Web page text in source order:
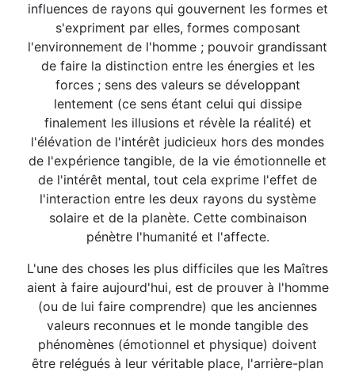
influences de rayons qui gouvernent les formes et
s'expriment par elles, formes composant
l'environnement de l'homme ; pouvoir grandissant
de faire la distinction entre les énergies et les
forces ; sens des valeurs se développant
lentement (ce sens étant celui qui dissipe
finalement les illusions et révèle la réalité) et
l'élévation de l'intérêt judicieux hors des mondes
de l'expérience tangible, de la vie émotionnelle et
de l'intérêt mental, tout cela exprime l'effet de
l'interaction entre les deux rayons du système
solaire et de la planète. Cette combinaison
pénètre l'humanité et l'affecte.
L'une des choses les plus difficiles que les Maîtres
aient à faire aujourd'hui, est de prouver à l'homme
(ou de lui faire comprendre) que les anciennes
valeurs reconnues et le monde tangible des
phénomènes (émotionnel et physique) doivent
être relégués à leur véritable place, l'arrière-plan